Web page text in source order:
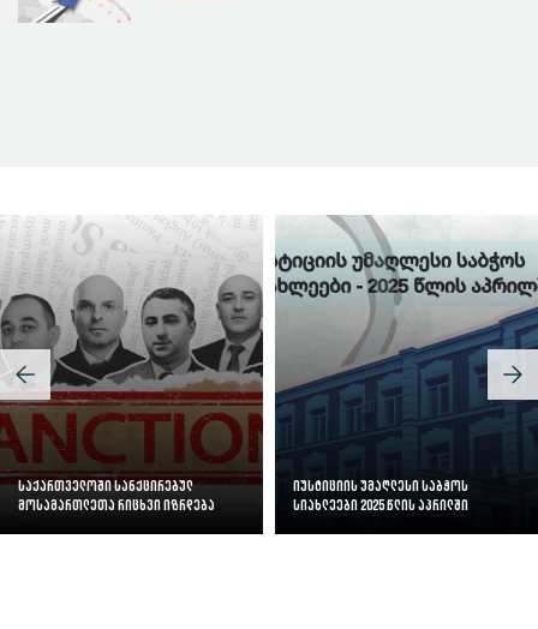
საქართველოში სანქცირებულ
მოსამართლეთა რიცხვი იზრდება
იუსტიციის უმაღლესი საბჭოს
სიახლეები 2025 წლის აპრილში